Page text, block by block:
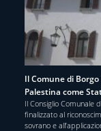
Il Comune di
Palestina come
Il Consiglio Comunale
finalizzato al
sovrano e